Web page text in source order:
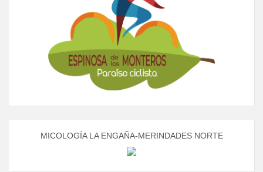
MICOLOGÍA LA ENGAÑA-MERINDADES NORTE